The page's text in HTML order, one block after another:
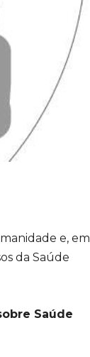
e, em
da Saúde
Saúde